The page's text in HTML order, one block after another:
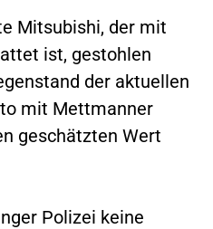
Mitsubishi, der mit
ist, gestohlen
der aktuellen
mit Mettmanner
geschätzten Wert
Polizei keine